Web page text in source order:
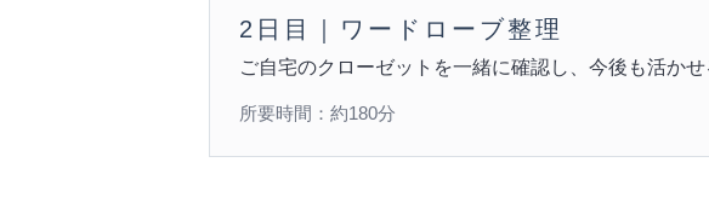
2日目｜ワードローブ整理
ご自宅のクローゼットを一緒に確認し、今後も活か
所要時間：約180分